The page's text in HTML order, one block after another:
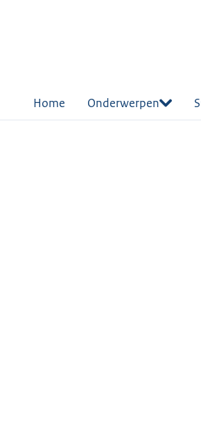
Home Onderwerpen